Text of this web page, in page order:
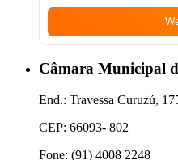
Câmara Municipal
End.: Travessa Curuzú,
CEP: 66093- 802
Fone: (91) 4008 2248